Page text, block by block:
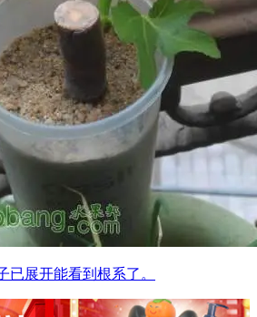
已展开能看到根系了。